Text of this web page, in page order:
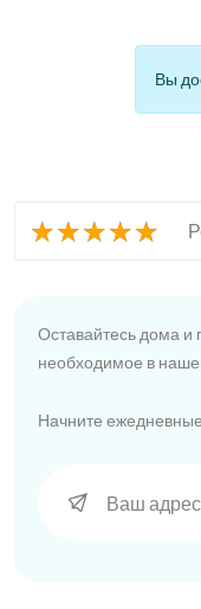
Вы
★★★★★
Оставайтесь дома и
необходимое в
Начните